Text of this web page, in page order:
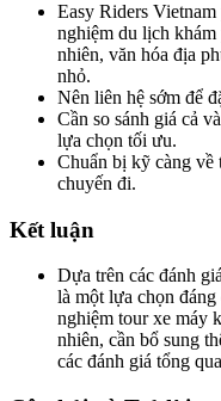
Easy Riders
nghiệm du lịch
nhiên, văn hóa địa
nhỏ.
Nên liên hệ sớm để
Cần so sánh giá cả
lựa chọn tối ưu.
Chuẩn bị kỹ càng về
chuyến đi.
Kết luận
Dựa trên các đánh
là một lựa chọn
nghiệm tour xe máy
nhiên, cần bổ sung
các đánh giá tổng